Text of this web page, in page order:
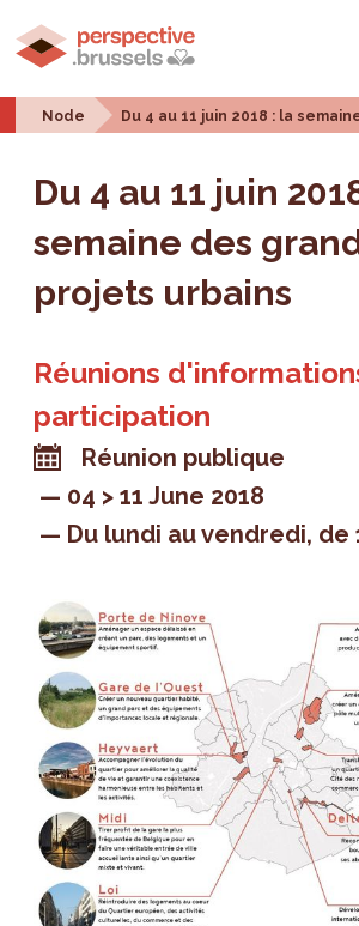
Node Du 4 au 11 juin 2018 : la
Du 4 au 11 juin
semaine des
projets urbains
Réunions
participation
Réunion publique
04 > 11 June 2018
Du lundi au vendredi, de